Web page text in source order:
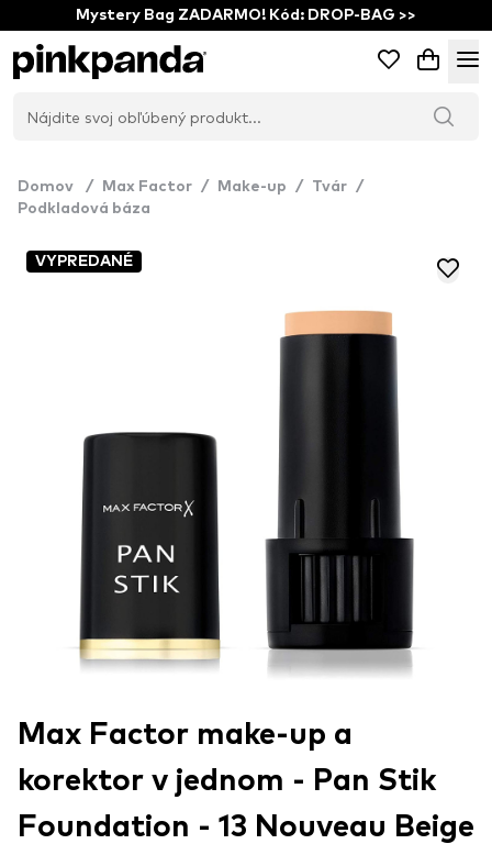
Mystery Bag ZADARMO! Kód: DROP-BAG >>
Domov / Max Factor / Make-up / Tvár /
Podkladová báza
VYPREDANÉ
Max Factor make-up a
korektor v jednom - Pan Stik
Foundation - 13 Nouveau Beige